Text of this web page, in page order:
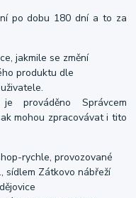
po dobu 180 dní a to za
jakmile se změní
produktu dle
prováděno Správcem
mohou zpracovávat i tito
rychle, provozované
sídlem Zátkovo nábřeží